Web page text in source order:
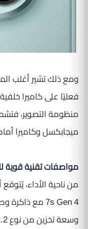
ميجابكسل وكاميرا أمامية بدقة
مواصفات تقنية قوية